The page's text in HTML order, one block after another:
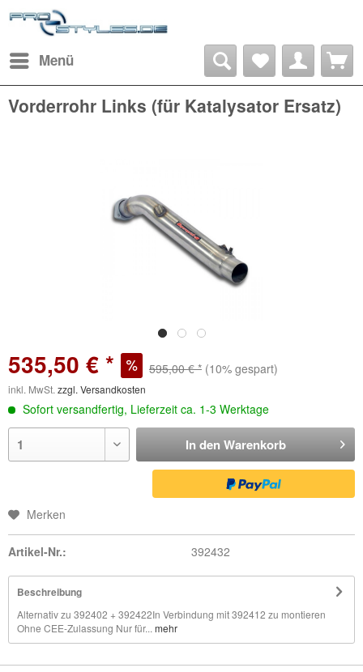
Menü
Vorderrohr Links (für Katalysator Ersatz)
535,50 € * 595,00 € * (10% gespart)
inkl. MwSt. zzgl. Versandkosten
Sofort versandfertig, Lieferzeit ca. 1-3 Werktage
In den Warenkorb
Merken
Artikel-Nr.: 392432
Beschreibung
Alternativ zu 392402 + 392422In Verbindung mit 392412 zu montieren
Ohne CEE-Zulassung Nur für... mehr